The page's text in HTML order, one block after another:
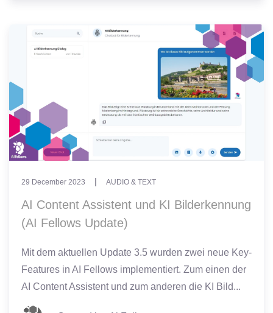
29 December 2023 AUDIO & TEXT
AI Content Assistent und KI Bilderkennung
(AI Fellows Update)
Mit dem aktuellen Update 3.5 wurden zwei neue Key-
Features in AI Fellows implementiert. Zum einen der
AI Content Assistent und zum anderen die KI Bild...